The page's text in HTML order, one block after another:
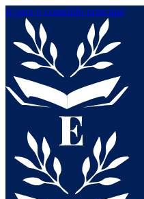
Ir para o conteúdo principal